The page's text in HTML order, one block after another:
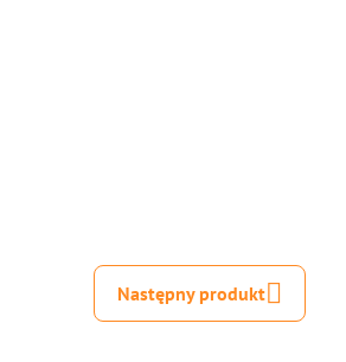
Następny produkt